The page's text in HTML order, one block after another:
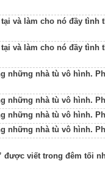
và làm cho nó đầy tình
và làm cho nó đầy tình
những nhà tù vô hình.
những nhà tù vô hình.
những nhà tù vô hình.
những nhà tù vô hình.
được viết trong đêm tối